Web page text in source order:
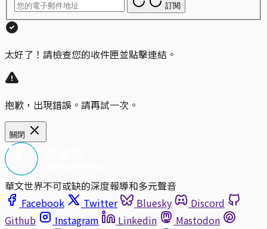
訂閱
太好了！請檢查您的收件匣並點擊連結。
抱歉，出現錯誤。請再試一次。
關閉
華文世界不可或缺的深度報導和多元聲音
Facebook
Twitter Bluesky
Discord
Github
Instagram Linkedin
Mastodon